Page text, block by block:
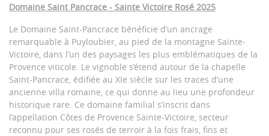
Domaine Saint Pancrace - Sainte Victoire Rosé 2025
Le Domaine Saint-Pancrace bénéficie d’un ancrage
remarquable à Puyloubier, au pied de la montagne Sainte-
Victoire, dans l’un des paysages les plus emblématiques de la
Provence viticole. Le vignoble s’étend autour de la chapelle
Saint-Pancrace, édifiée au XIe siècle sur les traces d’une
ancienne villa romaine, ce qui donne au lieu une profondeur
historique rare. Ce domaine familial s’inscrit dans
l’appellation Côtes de Provence Sainte-Victoire, secteur
reconnu pour ses rosés de terroir à la fois frais, fins et